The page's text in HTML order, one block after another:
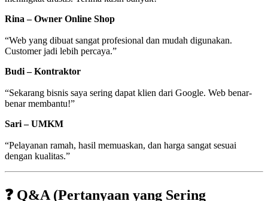
Rina – Owner Online Shop
“Web yang dibuat sangat profesional dan mudah digunakan.
Customer jadi lebih percaya.”
Budi – Kontraktor
“Sekarang bisnis saya sering dapat klien dari Google. Web benar-
benar membantu!”
Sari – UMKM
“Pelayanan ramah, hasil memuaskan, dan harga sangat sesuai
dengan kualitas.”
❓ Q&A (Pertanyaan yang Sering